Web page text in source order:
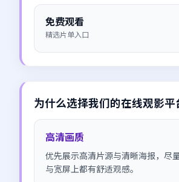
免费观看
精选片单入口
为什么选择我们的在线观影平
高清画质
优先展示高清片源与清晰海报，尽
与宽屏上都有舒适观感。